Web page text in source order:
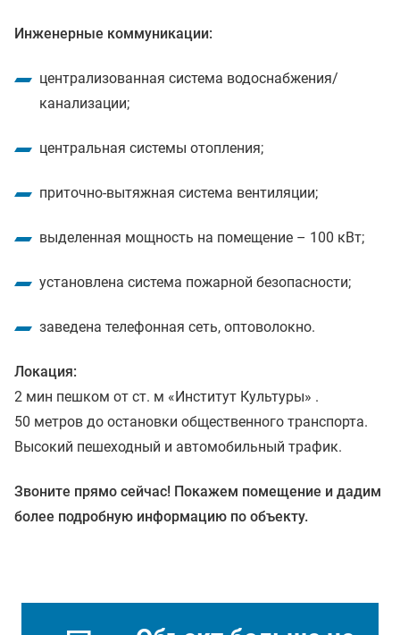
Инженерные коммуникации:
централизованная система водоснабжения/
канализации;
центральная системы отопления;
приточно-вытяжная система вентиляции;
выделенная мощность на помещение – 100 кВт;
установлена система пожарной безопасности;
заведена телефонная сеть, оптоволокно.
Локация:
2 мин пешком от ст. м «Институт Культуры» .
50 метров до остановки общественного транспорта.
Высокий пешеходный и автомобильный трафик.
Звоните прямо сейчас! Покажем помещение и дадим
более подробную информацию по объекту.